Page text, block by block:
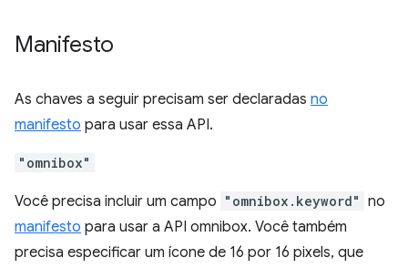
Manifesto
As chaves a seguir precisam ser declaradas no
manifesto para usar essa API.
"omnibox"
Você precisa incluir um campo "omnibox.keyword" no
manifesto para usar a API omnibox. Você também
precisa especificar um ícone de 16 por 16 pixels, que